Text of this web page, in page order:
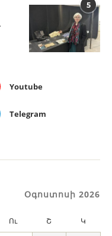
5
Youtube
Telegram
Օգոստոսի 2026
Ու Շ Կ